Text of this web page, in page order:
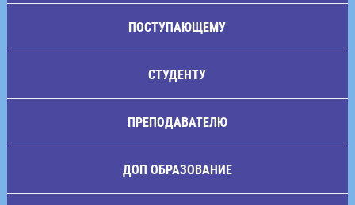
ПОСТУПАЮЩЕМУ
СТУДЕНТУ
ПРЕПОДАВАТЕЛЮ
ДОП ОБРАЗОВАНИЕ